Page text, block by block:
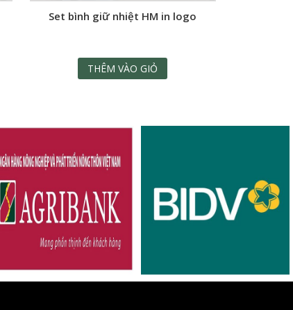
Set bình giữ nhiệt HM in logo
THÊM VÀO GIỎ